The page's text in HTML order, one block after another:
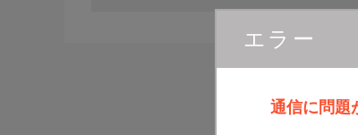
エラー
通信に問題